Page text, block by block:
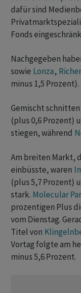
dafür sind
Fonds
Nachgegeben
sowie Lonza,
minus 1,5 Prozent).
Gemischt
(plus 0,6 Prozent)
stiegen, während
Am breiten Markt,
einbüsste, waren
(plus 5,7 Prozent)
stark. Molecular
prozentigen Plus
vom Dienstag.
Titel von
Vortag folgte am
minus 5,6 Prozent.